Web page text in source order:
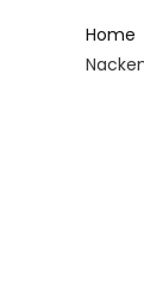
Home